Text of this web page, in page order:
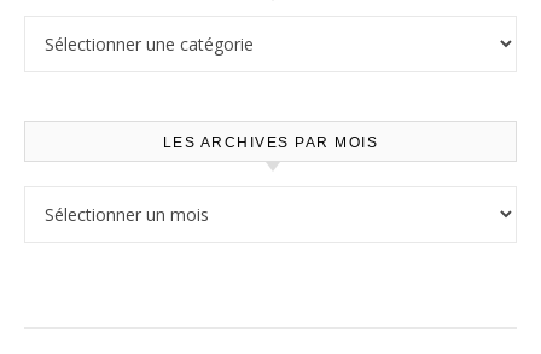
LES ARCHIVES PAR MOIS